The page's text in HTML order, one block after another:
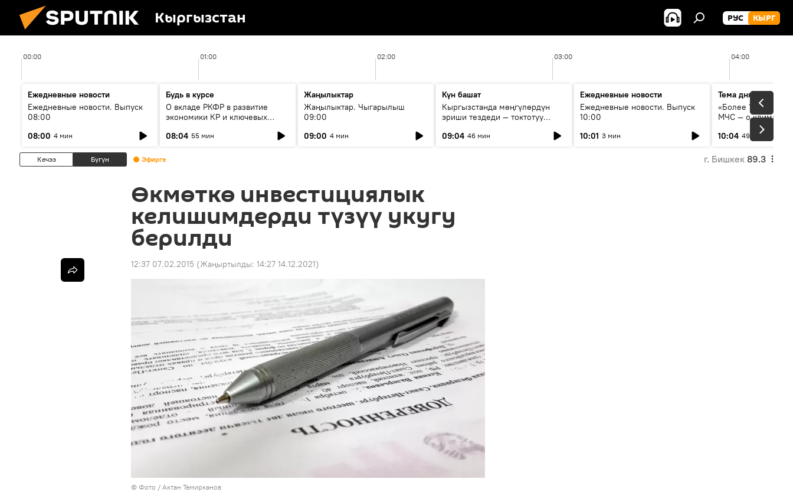
Кыргызстан РУС КЫРГ
00:00 01:00 02:00 03:00 04:00
Ежедневные новости
Ежедневные новости. Выпуск
08:00
08:00 4 мин
Будь в курсе
О вкладе РКФР в развитие
экономики КР и ключевых
08:04 55 мин
Жаңылыктар
Жаңылыктар. Чыгарылыш
09:00
09:00 4 мин
Күн башат
Кыргызстанда мөңгүлөрдүн
эриши тездеди — токтотуу
09:04 46 мин
Ежедневные новости
Ежедневные новости. Выпуск
10:00
10:01 3 мин
Тема дня
«Более 1200 сёл в
МЧС — о климате,
системе
населения
10:04 49 мин
Кечээ Бүгүн Эфирге г. Бишкек 89.3
Өкмөткө инвестициялык
келишимдерди түзүү укугу
берилди
12:37 07.02.2015 (Жаңыртылды: 14:27 14.12.2021)
© Фото / Актан Темирканов